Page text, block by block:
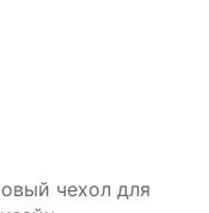
чехол для